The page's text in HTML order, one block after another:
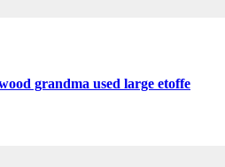
grandma used large etoffe